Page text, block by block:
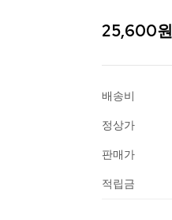
25,600원
배송비
정상가
판매가
적립금